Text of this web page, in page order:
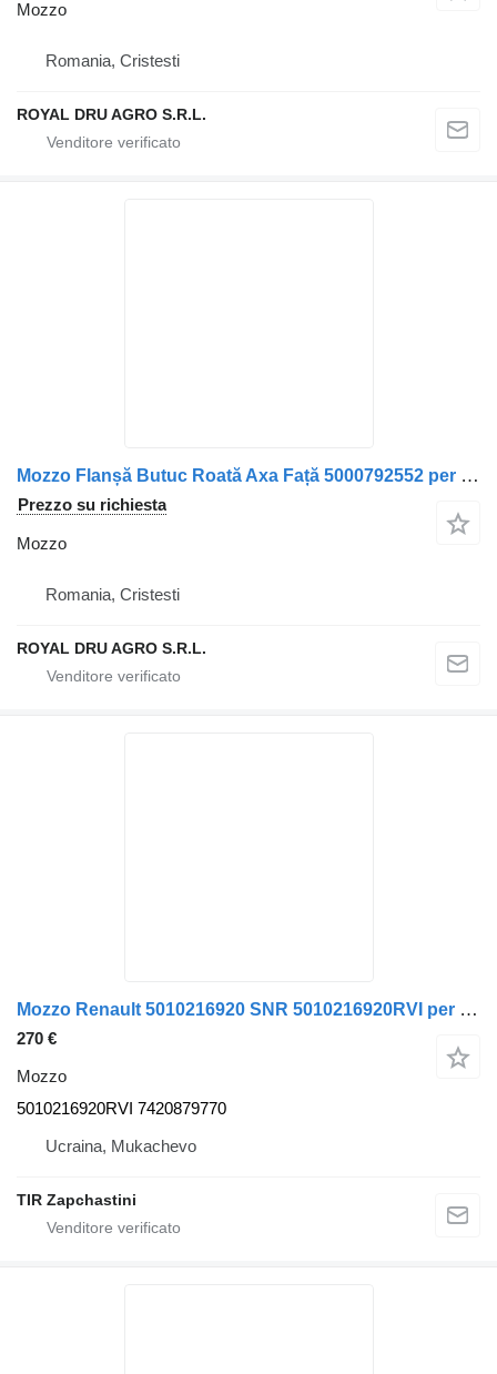
Mozzo
Romania, Cristesti
ROYAL DRU AGRO S.R.L.
Mozzo Flanșă Butuc Roată Axa Față 5000792552 per camion Renault Renault
Prezzo su richiesta
Mozzo
Romania, Cristesti
ROYAL DRU AGRO S.R.L.
Mozzo Renault 5010216920 SNR 5010216920RVI per camion Renault MAGNUM.PREMIUM
270 €
Mozzo
5010216920RVI 7420879770
Ucraina, Mukachevo
TIR Zapchastini